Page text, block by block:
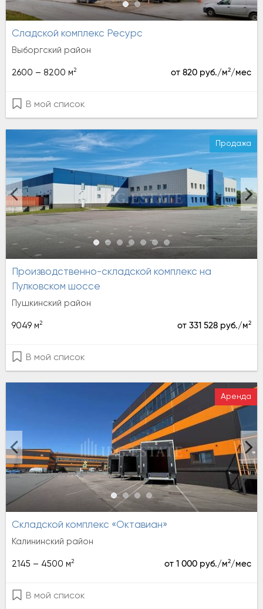
Сладской комплекс Ресурс
Выборгский район
2600 – 8200 м2 от 820 руб./м2/мес
В мой список
Продажа
Пулковском шоссе
Пушкинский район
9049 м2 от 331 528 руб./м2
В мой список
Аренда
Складской комплекс «Октавиан»
Калининский район
2145 – 4500 м2 от 1 000 руб./м2/мес
В мой список